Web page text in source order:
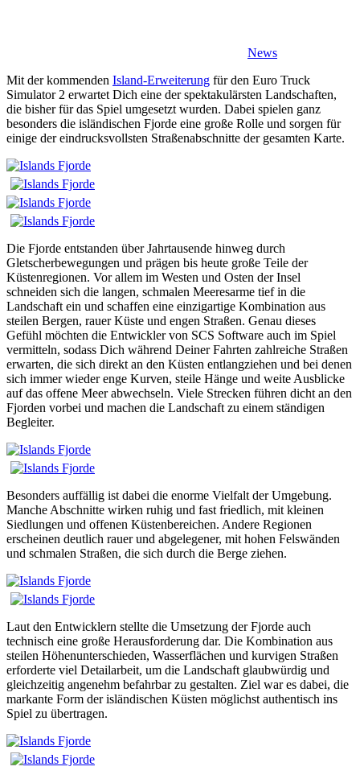
News
Mit der kommenden Island-Erweiterung für den Euro Truck
Simulator 2 erwartet Dich eine der spektakulärsten Landschaften,
die bisher für das Spiel umgesetzt wurden. Dabei spielen ganz
besonders die isländischen Fjorde eine große Rolle und sorgen für
einige der eindrucksvollsten Straßenabschnitte der gesamten Karte.
Die Fjorde entstanden über Jahrtausende hinweg durch
Gletscherbewegungen und prägen bis heute große Teile der
Küstenregionen. Vor allem im Westen und Osten der Insel
schneiden sich die langen, schmalen Meeresarme tief in die
Landschaft ein und schaffen eine einzigartige Kombination aus
steilen Bergen, rauer Küste und engen Straßen. Genau dieses
Gefühl möchten die Entwickler von SCS Software auch im Spiel
vermitteln, sodass Dich während Deiner Fahrten zahlreiche Straßen
erwarten, die sich direkt an den Küsten entlangziehen und bei denen
sich immer wieder enge Kurven, steile Hänge und weite Ausblicke
auf das offene Meer abwechseln. Viele Strecken führen dicht an den
Fjorden vorbei und machen die Landschaft zu einem ständigen
Begleiter.
Besonders auffällig ist dabei die enorme Vielfalt der Umgebung.
Manche Abschnitte wirken ruhig und fast friedlich, mit kleinen
Siedlungen und offenen Küstenbereichen. Andere Regionen
erscheinen deutlich rauer und abgelegener, mit hohen Felswänden
und schmalen Straßen, die sich durch die Berge ziehen.
Laut den Entwicklern stellte die Umsetzung der Fjorde auch
technisch eine große Herausforderung dar. Die Kombination aus
steilen Höhenunterschieden, Wasserflächen und kurvigen Straßen
erforderte viel Detailarbeit, um die Landschaft glaubwürdig und
gleichzeitig angenehm befahrbar zu gestalten. Ziel war es dabei, die
markante Form der isländischen Küsten möglichst authentisch ins
Spiel zu übertragen.